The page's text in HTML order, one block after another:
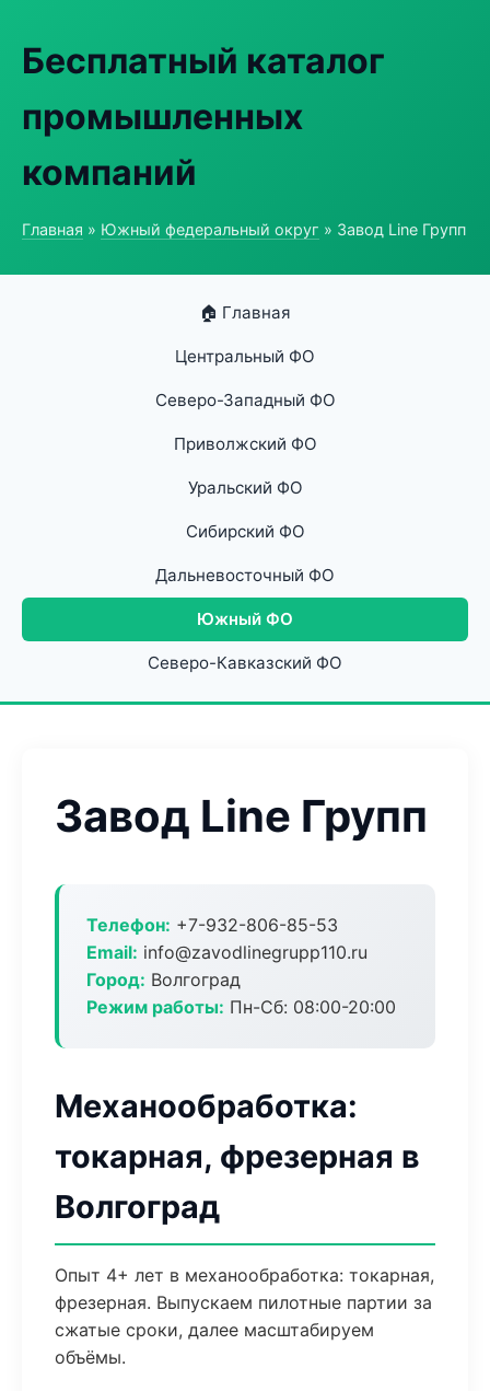
Бесплатный каталог
промышленных
компаний
Главная » Южный федеральный округ » Завод Line Групп
🏠 Главная
Центральный ФО
Северо-Западный ФО
Приволжский ФО
Уральский ФО
Сибирский ФО
Дальневосточный ФО
Южный ФО
Северо-Кавказский ФО
Завод Line Групп
Телефон: +7-932-806-85-53
Email: info@zavodlinegrupp110.ru
Город: Волгоград
Режим работы: Пн-Сб: 08:00-20:00
Механообработка:
токарная, фрезерная в
Волгоград
Опыт 4+ лет в механообработка: токарная,
фрезерная. Выпускаем пилотные партии за
сжатые сроки, далее масштабируем
объёмы.